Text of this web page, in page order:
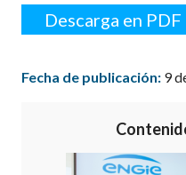
Descarga en
Fecha de publicación: 9